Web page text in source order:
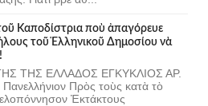
Καποδίστρια ποὺ ἀπαγόρευε
τοῦ Ἑλληνικοῦ Δημοσίου νὰ
ΤΗΣ ΕΛΛΑΔΟΣ ΕΓΚΥΚΛΙΟΣ ΑΡ.
Πρὸς τοὺς κατὰ τὸ
Ἐκτάκτους